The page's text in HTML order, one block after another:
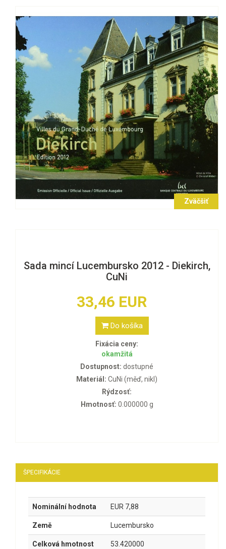
Zväčšiť
Sada mincí Lucembursko 2012 - Diekirch,
CuNi
33,46 EUR
Do košíka
Fixácia ceny:
okamžitá
Dostupnost: dostupné
Materiál: CuNi (měď, nikl)
Rýdzosť:
Hmotnosť: 0.000000 g
ŠPECIFIKÁCIE
Nominální hodnota EUR 7,88
Země Lucembursko
Celková hmotnost
53.420000